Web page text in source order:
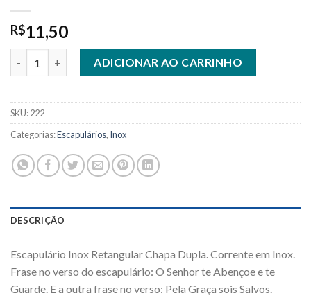
R$11,50
ADICIONAR AO CARRINHO
SKU:222
Categorias:Escapulários, Inox
DESCRIÇÃO
Escapulário Inox Retangular Chapa Dupla. Corrente em Inox.
Frase no verso do escapulário: O Senhor te Abençoe e te
Guarde. E a outra frase no verso: Pela Graça sois Salvos.